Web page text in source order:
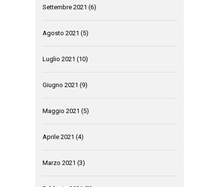
Settembre 2021 (6)
Agosto 2021 (5)
Luglio 2021 (10)
Giugno 2021 (9)
Maggio 2021 (5)
Aprile 2021 (4)
Marzo 2021 (3)